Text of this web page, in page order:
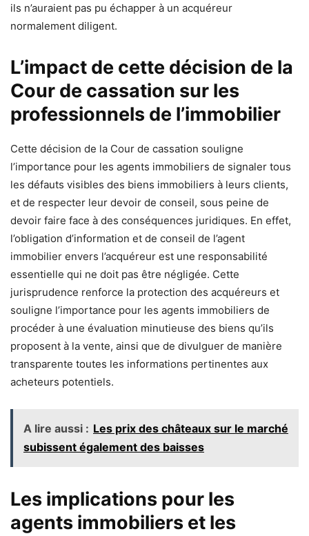
ils n’auraient pas pu échapper à un acquéreur
normalement diligent.
L’impact de cette décision de la
Cour de cassation sur les
professionnels de l’immobilier
Cette décision de la Cour de cassation souligne
l’importance pour les agents immobiliers de signaler tous
les défauts visibles des biens immobiliers à leurs clients,
et de respecter leur devoir de conseil, sous peine de
devoir faire face à des conséquences juridiques. En effet,
l’obligation d’information et de conseil de l’agent
immobilier envers l’acquéreur est une responsabilité
essentielle qui ne doit pas être négligée. Cette
jurisprudence renforce la protection des acquéreurs et
souligne l’importance pour les agents immobiliers de
procéder à une évaluation minutieuse des biens qu’ils
proposent à la vente, ainsi que de divulguer de manière
transparente toutes les informations pertinentes aux
acheteurs potentiels.
A lire aussi : Les prix des châteaux sur le marché
subissent également des baisses
Les implications pour les
agents immobiliers et les